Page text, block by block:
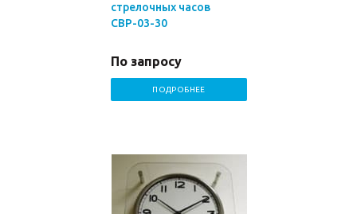
стрелочных часов
СВР-03-30
По запросу
ПОДРОБНЕЕ